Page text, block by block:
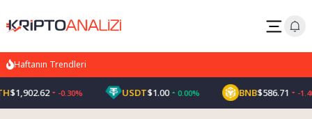
Haftanın Trendleri
$1,902.62 -0.30% USDT$1.00 0.00% BNB$586.71 -